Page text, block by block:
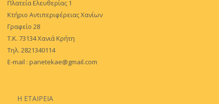
Πλατεία Ελευθερίας 1
Κτήριο Αντιπεριφέρειας Χανίων
Γραφείο 28
Τ.Κ. 73134 Χανιά Κρήτη
Τηλ. 2821340114
E-mail : panetekae@gmail.com
Η ΕΤΑΙΡΕΙΑ